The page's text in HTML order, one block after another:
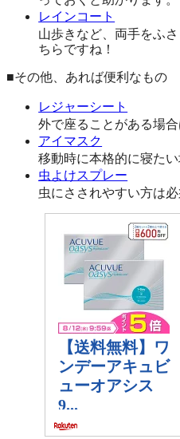
レインコート
山歩きなど、両手をふ
ちらですね！
■その他、あれば便利なもの
レジャーシート
外で座ることがある場
アイマスク
移動時に本格的に寝た
虫よけスプレー
虫にさされやすい方は必